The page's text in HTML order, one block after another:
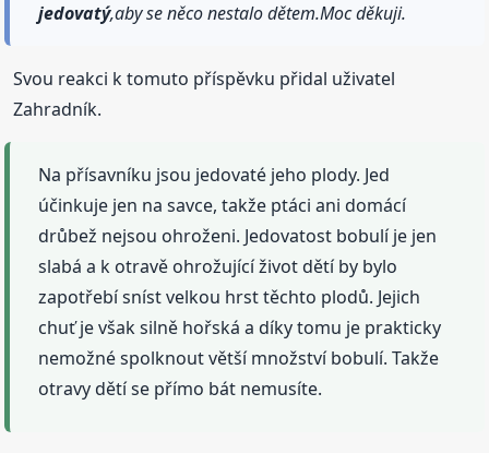
jedovatý,aby se něco nestalo dětem.Moc děkuji.
Svou reakci k tomuto příspěvku přidal uživatel
Zahradník.
Na přísavníku jsou jedovaté jeho plody. Jed
účinkuje jen na savce, takže ptáci ani domácí
drůbež nejsou ohroženi. Jedovatost bobulí je jen
slabá a k otravě ohrožující život dětí by bylo
zapotřebí sníst velkou hrst těchto plodů. Jejich
chuť je však silně hořská a díky tomu je prakticky
nemožné spolknout větší množství bobulí. Takže
otravy dětí se přímo bát nemusíte.